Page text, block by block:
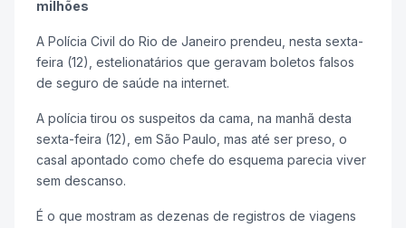
milhões
A Polícia Civil do Rio de Janeiro prendeu, nesta sexta-
feira (12), estelionatários que geravam boletos falsos
de seguro de saúde na internet.
A polícia tirou os suspeitos da cama, na manhã desta
sexta-feira (12), em São Paulo, mas até ser preso, o
casal apontado como chefe do esquema parecia viver
sem descanso.
É o que mostram as dezenas de registros de viagens